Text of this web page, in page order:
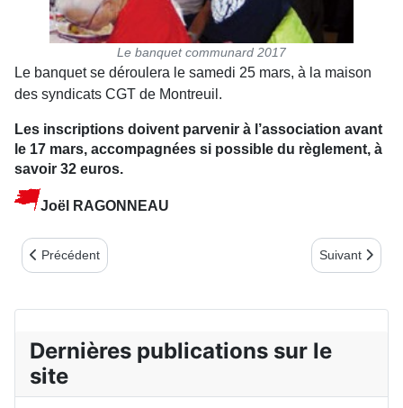
Le banquet communard 2017
Le banquet se déroulera le samedi 25 mars, à la maison
des syndicats CGT de Montreuil.
Les inscriptions doivent parvenir à l’association avant
le 17 mars, accompagnées si possible du règlement, à
savoir 32 euros.
Joël RAGONNEAU
Article précédent : ÉDITORIAL mars 2017
Précédent Article
Suivant
Dernières publications sur le
site